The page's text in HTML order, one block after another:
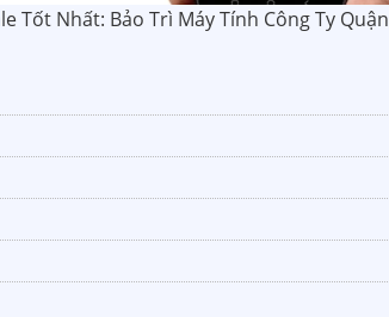
Tốt Nhất: Bảo Trì Máy Tính Công Ty Quận